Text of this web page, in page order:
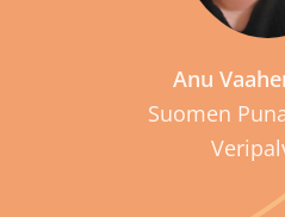
Anu
Suomen